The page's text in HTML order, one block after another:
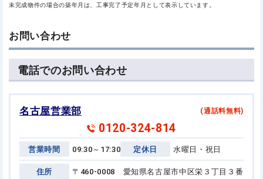
未完成物件の場合の築年月は、工事完了予定年月として表示しています。
お問い合わせ
電話でのお問い合わせ
名古屋営業部
0120-324-814
(通話料無料)
営業時間 09:30～17:30 定休日 水曜日・祝日
住所
〒460-0008 愛知県名古屋市中区栄３丁目３番